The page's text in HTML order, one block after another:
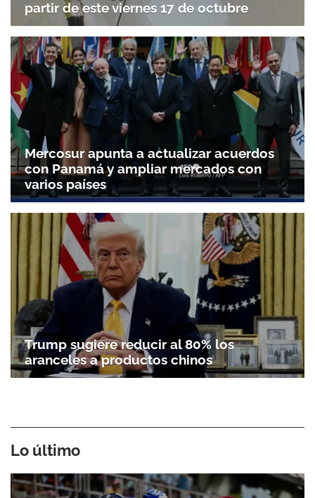
partir de este viernes 17 de octubre
Mercosur apunta a actualizar acuerdos
con Panamá y ampliar mercados con
varios países
Trump sugiere reducir al 80% los
aranceles a productos chinos
Lo último